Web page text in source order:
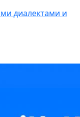
диалектами и